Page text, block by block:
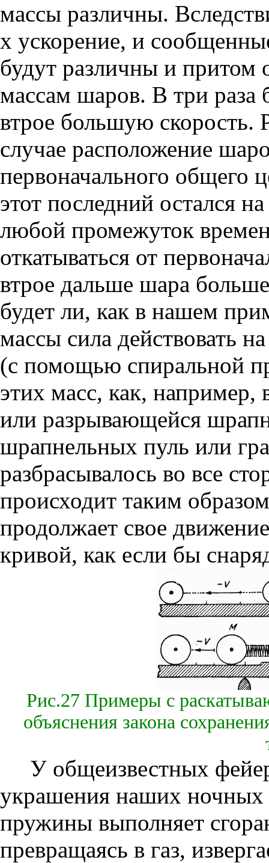
массы различны.
х ускорение, и
будут различны и притом
массам шаров. В три раза
втрое большую скорость.
случае расположение
первоначального общего
этот последний остался
любой промежуток
откатываться от
втрое дальше шара
будет ли, как в нашем
массы сила действовать
(с помощью спиральной
этих масс, как,
или разрывающейся
шрапнельных пуль или
разбрасывалось во все
происходит таким
продолжает свое
кривой, как если бы
Рис.27 Примеры с
объяснения закона
У общеизвестных
украшения наших ночных
пружины выполняет
превращаясь в газ,